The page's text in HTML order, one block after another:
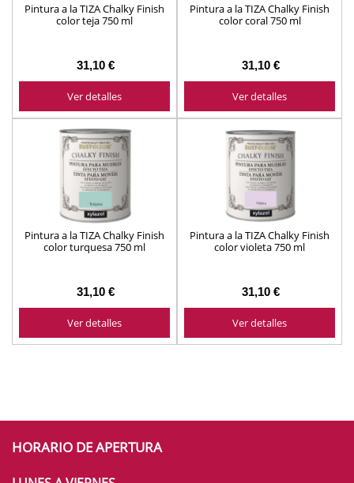
Pintura a la TIZA Chalky Finish
color teja 750 ml
31,10 €
Ver detalles
Pintura a la TIZA Chalky Finish
color coral 750 ml
31,10 €
Ver detalles
Pintura a la TIZA Chalky Finish
color turquesa 750 ml
31,10 €
Ver detalles
Pintura a la TIZA Chalky Finish
color violeta 750 ml
31,10 €
Ver detalles
HORARIO DE APERTURA